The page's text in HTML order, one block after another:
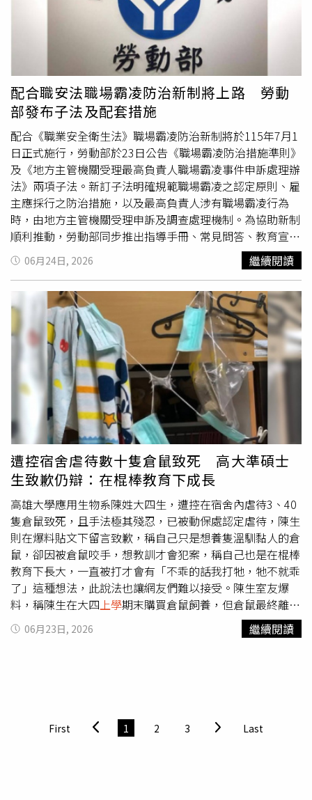
看他的新作，以造型來說，寬廣的壺口可以輕易置茶而不外
露，淺而密合的壺蓋呈現細緻的觸感；斗大的壺鈕可以輕易
抓舉而不致燙手；較長且曲線玲瓏有致的壺嘴尖端永遠呈現
仰望之姿，淙淙有勁的出水讓人彷彿置身電影的夢幻時空，
即便瞬間定格也不會有水滴殘留。林育賢也喜歡在渾圓飽滿
的壺身加上玲瓏有致的曲線壺把，看似簡約，卻包含馬鞍、
竹節、朝笏等不同意象，而色彩也有明顯多了變化，細膩處
且婉約透出奔放的繽紛意象，令人欣喜。林育賢台灣岩礦壺
作品「沉靜中綻放」。（圖／吳德亮攝影）其中更有幾件帶
有強烈星空意象的作品，讓我想起20世紀點燃超現實主義火
種的大畫家馬克‧夏卡爾（Marc Chagall），透過畫筆把人
世間繾綣難斷的七情六慾全都拋擲到閃爍的星空上，不同的
是夏卡爾用畫筆釋放療癒傷口的色彩，而林育賢則用烈火燃
燒年輕的激情，在金色光點注入的湛藍中逐一覺醒，更為所
有封閉的靈魂叩門，讓我忍不住為他的努力與精進大聲喝
采。林育賢台灣岩礦壺作品「流霧見花」。（圖／吳德亮攝
影）而常有茶人質疑台灣岩礦壺過於粗獷或沉重，或多半僅
能沖泡重發酵茶品等，無法受到現今女性為主的茶藝人士普
遍青睞。第一代開創者之一的鄧丁壽特別以細緻婉約的土坯
與技法，再度開創「岩砂壺」作為區隔。但林育賢卻不甘於
將自己陷入岩礦（北部）與岩砂（中部）之間的矛盾情懷，
無論造型與坯土質感都明顯朝著「粗中有細」的方向發展，
並將岩礦比例與胎壁厚薄反覆試煉，而有流水般飄逸的細緻
觸感呈現，沖泡清香茶品也不虞失真。林育賢台灣岩礦壺作
品「深邃林影」。（圖／吳德亮攝影）林育賢畢業於視覺傳
達設計系，算是半個科班出身了，儘管為遷就現實而擠身打
工族之列，依然期勉自己在多元藝術風貌中找到自身的價值
定位。他喜歡法籍華裔繪畫大師趙無極的畫作，也嘗試在飽
滿色澤的繪畫元素中覓得自己追求的意境，卻又含蓄地運用
柔和婉約的色彩，為茶器披上沉穩漸進的暮色，再加上台灣
岩礦的特色，表現自己異於岩礦家族的風貌。林育賢畢業於
視覺傳達設計系，算是半個科班出身了。（圖／吳德亮攝
影）例如他的「暮色流螢」系列，他表示就是「徜徉在趙無
極的高深意境中」，加上學生時代長年鑽研印象派繪畫給予
的養分，嘗試在高深莫測的水墨畫中，渲染印象主義的光與
影，在柔和婉約的色彩表現中融合沉穩大器的元素。在燈下
仔細觀看，不難感覺萬點星光在天際中撞擊上升的蓊鬱，彷
彿一群螢火蟲在初夏的歡呼中起飛，穿過重重的黑暗為茶香
吳德亮攝影）林育賢台灣岩礦壺「暮色流螢」系列之三。
（圖／吳德亮攝影）又如「絹上談梅」，他也娓娓述說了靈
配合職安法職場霸凌防治新制將上路 勞動
部發布子法及配套措施
配合《職業安全衛生法》職場霸凌防治新制將於115年7月1
日正式施行，勞動部於23日公告《職場霸凌防治措施準則》
及《地方主管機關受理最高負責人職場霸凌事件申訴處理辦
法》兩項子法。新訂子法明確規範職場霸凌之認定原則、雇
主應採行之防治措施，以及最高負責人涉有職場霸凌行為
時，由地方主管機關受理申訴及調查處理機制。為協助新制
順利推動，勞動部同步推出指導手冊、常見問答、教育宣導
教材、諮詢與輔導服務及專業人才資料庫等配套措施，協助
企業落實法令遵循，建立安全、健康與友善的工作環境。勞
環境安全，也包括勞工心理健康的保護。推動職場霸凌防治
法制化，目的是建立明確的制度規範，使企業有所依循、勞
工有適當申訴管道，並於事件發生時及早介入處理，避免衝
突擴大，營造良好的職場文化。勞動部指出，此次公告之
《職場霸凌防治措施準則》，為新制運作的重要依據，明定
職場霸凌認定原則，以及申訴受理、協調、調查小組組成、
利益迴避、調查決定、申復及救濟等程序，提供事業單位明
確遵循標準。無論事業單位規模大小，只要知悉或受理職場
霸凌申訴，雇主均應依法啟動防治機制；企業規模越大，依
法應建立越完整之防治制度及處理程序。此外，針對被申訴
人為事業單位最高負責人的情形，勞動部同步發布《地方主
管機關受理最高負責人職場霸凌事件申訴處理辦法》，建立
由地方主管機關受理申訴及調查處理機制，透過外部公權力
介入，避免內部調查可能產生之利益衝突或程序失衡，提升
案件處理之客觀性、公正性及社會信賴。勞動部進一步說
明，職場霸凌申訴與調查處理機制固然為法制重點，但實務
上有相當比例疑似職場霸凌案件係因溝通不良或認知差異所
致。考量正式調查程序可能耗費時間及資源，並增加當事人
心理壓力，因此制度設計納入「協調機制」，於調查期間得
依申訴人意願，由適當協調人員協助雙方溝通、尋求解決方
案；如申訴人對協調過程或結果不滿意，得隨時終止協調，
調查與協調處理程序及申復機制等提供實務建議，並提供企
業範本與相關表單，供事業單位參考運用。二、強化教育訓
06月24日, 2026 繼續閱讀
遭控宿舍虐待數十隻倉鼠致死 高大準碩士
生致歉仍辯：在棍棒教育下成長
高雄大學應用生物系陳姓大四生，遭控在宿舍內虐待3、40
隻倉鼠致死，且手法極其殘忍，已被動保處認定虐待，陳生
則在爆料貼文下留言致歉，稱自己只是想養隻溫馴黏人的倉
鼠，卻因被倉鼠咬手，想教訓才會犯案，稱自己也是在棍棒
教育下長大，一直被打才會有「不乖的話我打牠，牠不就乖
了」這種想法，此說法也讓網友們難以接受。陳生室友爆
料，稱陳生在大四上學期末購買倉鼠飼養，但倉鼠最終離奇
身亡，陳生後又取得多隻倉鼠來虐待，且變本加厲，平均一
周要虐死3隻倉鼠，截至畢業前有3、40隻小動物慘死他
熱水致死。陳生則在網路上留言道歉，聲稱對自己虐待動物
的行為深感愧疚，起初購買倉鼠是渴望擁有一隻溫馴黏人、
06月23日, 2026 繼續閱讀
First 1 2 3 Last